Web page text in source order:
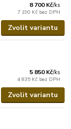
8 700 Kč/ks
7 190 Kč bez DPH
Zvolit variantu
5 850 Kč/ks
4 835 Kč bez DPH
Zvolit variantu